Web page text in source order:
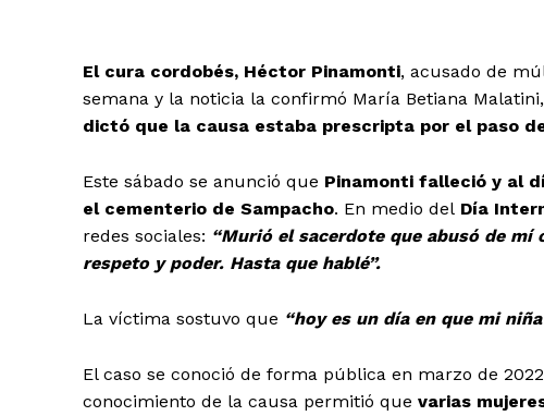
El cura cordobés, Héctor Pinamonti, acusado de
semana y la noticia la confirmó María Betiana
dictó que la causa estaba prescripta por el paso
Este sábado se anunció que Pinamonti falleció y al
el cementerio de Sampacho. En medio del Día
redes sociales: “Murió el sacerdote que abusó de
respeto y poder. Hasta que hablé”.
La víctima sostuvo que “hoy es un día en que mi
El caso se conoció de forma pública en marzo de
conocimiento de la causa permitió que varias